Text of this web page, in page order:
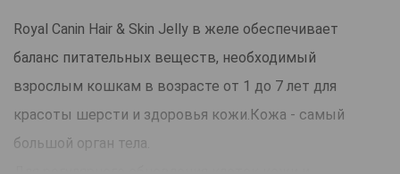
Royal Canin Hair & Skin Jelly в желе обеспечивает
баланс питательных веществ, необходимый
взрослым кошкам в возрасте от 1 до 7 лет для
красоты шерсти и здоровья кожи.Кожа - самый
большой орган тела.